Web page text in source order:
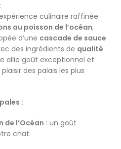
culinaire raffinée
au poisson de l’océan,
d’une cascade de sauce
des ingrédients de qualité
allie goût exceptionnel et
des palais les plus
:
de l’Océan : un goût
chat.